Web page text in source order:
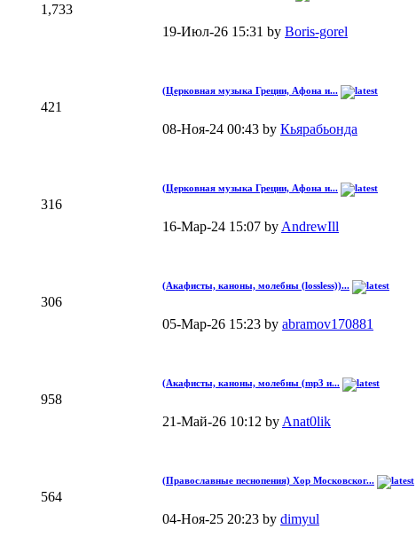
1,733
19-Июл-26 15:31 by Boris-gorel
421
(Церковная музыка Греции, Афона и...
08-Ноя-24 00:43 by Кьярабьонда
316
(Церковная музыка Греции, Афона и...
16-Мар-24 15:07 by AndrewIll
306
(Акафисты, каноны, молебны (lossless))...
05-Мар-26 15:23 by abramov170881
958
(Акафисты, каноны, молебны (mp3 и...
21-Май-26 10:12 by Anat0lik
564
(Православные песнопения) Хор Московског...
04-Ноя-25 20:23 by dimyul